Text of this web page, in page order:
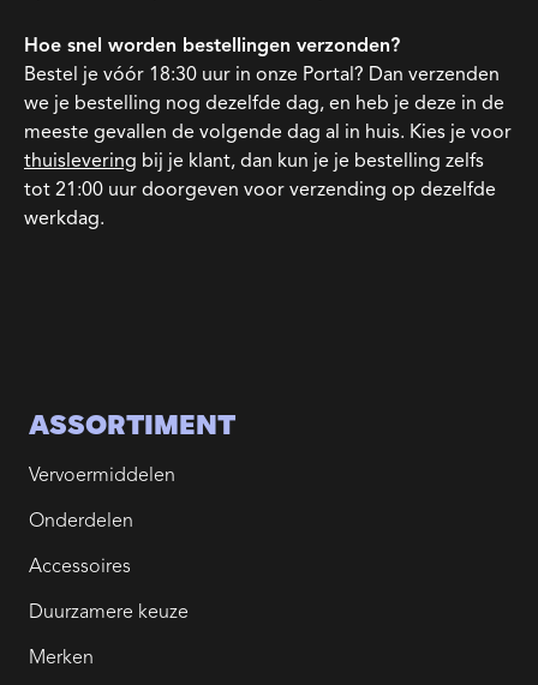
Hoe snel worden bestellingen verzonden?
Bestel je vóór 18:30 uur in onze Portal? Dan verzenden
we je bestelling nog dezelfde dag, en heb je deze in de
meeste gevallen de volgende dag al in huis. Kies je voor
thuislevering bij je klant, dan kun je je bestelling zelfs
tot 21:00 uur doorgeven voor verzending op dezelfde
werkdag.
ASSORTIMENT
Vervoermiddelen
Onderdelen
Accessoires
Duurzamere keuze
Merken